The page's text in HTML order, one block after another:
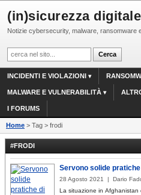
(in)sicurezza digitale
Notizie cybersecurity, malware, ransomware
INCIDENTI E VIOLAZIONI
MALWARE E VULNERABILITÀ
I FORUMS
Home > Tag > frodi
#FRODI
Servono solide
28 Agosto 2021 | Dario
La situazione in Afghanistan